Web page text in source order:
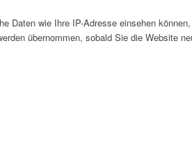
Daten wie Ihre IP-Adresse einsehen
übernommen, sobald Sie die Website